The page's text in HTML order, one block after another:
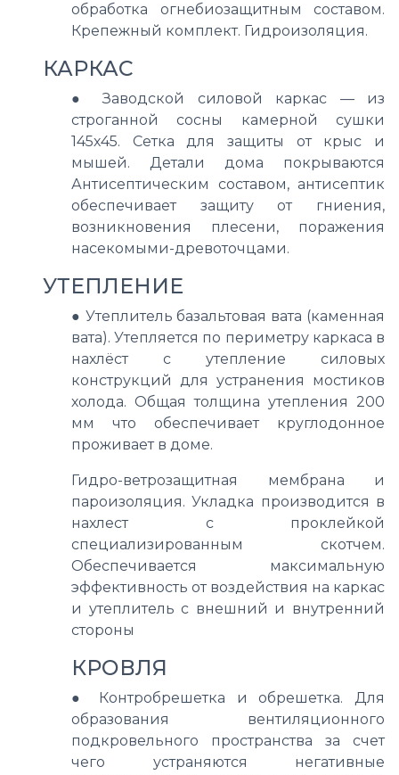
обработка огнебиозащитным составом.
Крепежный комплект. Гидроизоляция.
КАРКАС
●Заводской силовой каркас — из
строганной сосны камерной сушки
145х45. Сетка для защиты от крыс и
мышей. Детали дома покрываются
Антисептическим составом, антисептик
обеспечивает защиту от гниения,
возникновения плесени, поражения
насекомыми-древоточцами.
УТЕПЛЕНИЕ
● Утеплитель базальтовая вата (каменная
вата). Утепляется по периметру каркаса в
нахлёст с утепление силовых
конструкций для устранения мостиков
холода. Общая толщина утепления 200
мм что обеспечивает круглодонное
проживает в доме.
Гидро-ветрозащитная мембрана и
пароизоляция. Укладка производится в
нахлест с проклейкой
специализированным скотчем.
Обеспечивается максимальную
эффективность от воздействия на каркас
и утеплитель с внешний и внутренний
стороны
КРОВЛЯ
●
Контробрешетка и обрешетка. Для
образования вентиляционного
подкровельного пространства за счет
чего устраняются негативные